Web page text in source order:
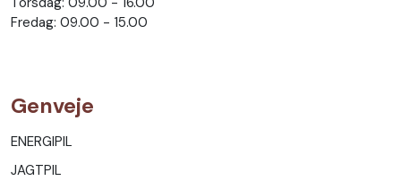
Fredag: 09.00 - 15.00
Genveje
ENERGIPIL
JAGTPIL